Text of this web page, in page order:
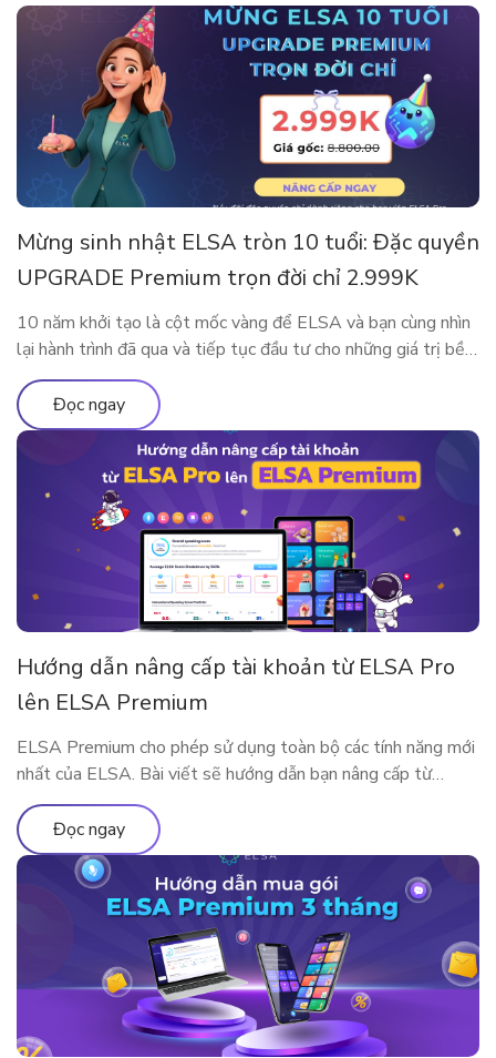
Mừng sinh nhật ELSA tròn 10 tuổi: Đặc quyền
UPGRADE Premium trọn đời chỉ 2.999K
10 năm khởi tạo là cột mốc vàng để ELSA và bạn cùng nhìn
lại hành trình đã qua và tiếp tục đầu tư cho những giá trị bền
vững. Nhân dịp kỷ niệm sinh nhật thập kỷ rực rỡ, ELSA
Speak mang đến đặc quyền nâng cấp lớn nhất từ trước đến
nay, dành […]
Đọc ngay
Hướng dẫn nâng cấp tài khoản từ ELSA Pro
lên ELSA Premium
ELSA Premium cho phép sử dụng toàn bộ các tính năng mới
nhất của ELSA. Bài viết sẽ hướng dẫn bạn nâng cấp từ
ELSA Pro lên ELSA Premium nhé!
Đọc ngay